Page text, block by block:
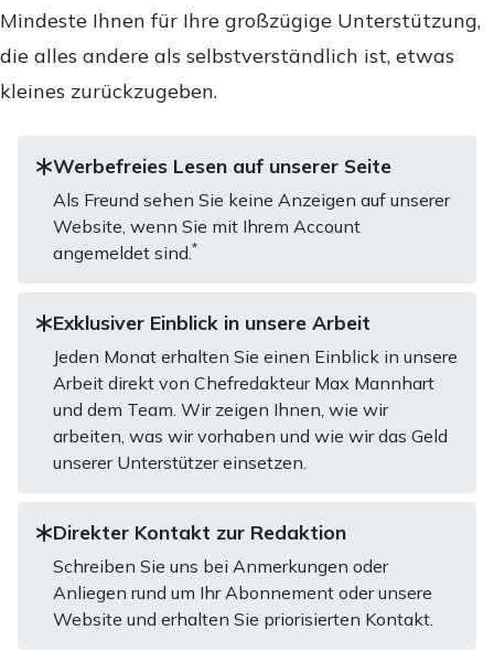
Mindeste Ihnen für Ihre großzügige Unterstützung,
die alles andere als selbstverständlich ist, etwas
kleines zurückzugeben.
Werbefreies Lesen auf unserer Seite
Als Freund sehen Sie keine Anzeigen auf unserer
Website, wenn Sie mit Ihrem Account
angemeldet sind.*
Exklusiver Einblick in unsere Arbeit
Jeden Monat erhalten Sie einen Einblick in unsere
Arbeit direkt von Chefredakteur Max Mannhart
und dem Team. Wir zeigen Ihnen, wie wir
arbeiten, was wir vorhaben und wie wir das Geld
unserer Unterstützer einsetzen.
Direkter Kontakt zur Redaktion
Schreiben Sie uns bei Anmerkungen oder
Anliegen rund um Ihr Abonnement oder unsere
Website und erhalten Sie priorisierten Kontakt.